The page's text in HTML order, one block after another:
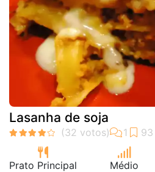
Lasanha de soja
Prato Principal Médio